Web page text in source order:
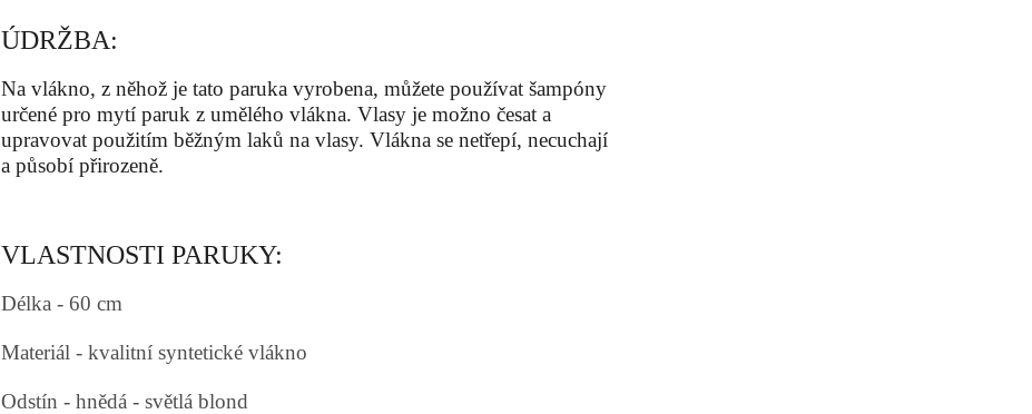
ÚDRŽBA:
Na vlákno, z něhož je tato paruka vyrobena, můžete používat šampóny
určené pro mytí paruk z umělého vlákna. Vlasy je možno česat a
upravovat použitím běžným laků na vlasy. Vlákna se netřepí, necuchají
a působí přirozeně.
VLASTNOSTI PARUKY:
Délka - 60 cm
Materiál - kvalitní syntetické vlákno
Odstín - hnědá - světlá blond